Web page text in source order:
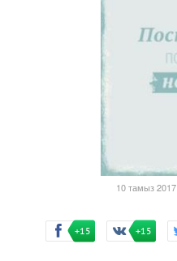
10 тамыз 2017
+15 +15